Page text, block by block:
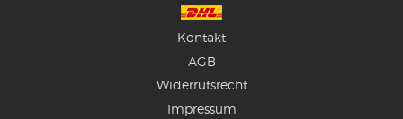
Kontakt
AGB
Widerrufsrecht
Impressum